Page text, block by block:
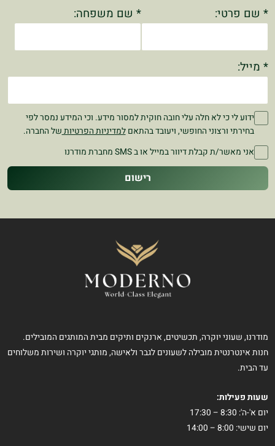
* שם פרטי: * שם משפחה:
* מייל:
ידוע לי כי לא חלה עלי חובה חוקית למסור מידע. וכי המידע נמסר לפי
בחירתי ורצוני החופשי, ויעובד בהתאםלמדיניות הפרטיותשל החברה.
אני מאשר/ת קבלת דיוור במייל או ב SMS מחברת מודרנו
רישום
מודרנו, שעוני יוקרה, תכשיטים, ארנקים ותיקים מבית המותגים המובילים.
חנות אינטרנטית מובילה לשעונים לגבר ולאישה, מותגי יוקרה ושירות משלוחים
עד הבית.
שעות פעילות:
יום א'-ה': 8:30 – 17:30
יום שישי: 8:00 – 14:00